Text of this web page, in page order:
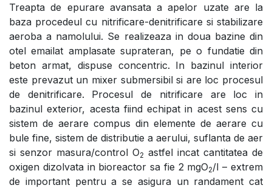
Treapta de epurare avansata a apelor uzate are la
baza procedeul cu nitrificare-denitrificare si stabilizare
aeroba a namolului. Se realizeaza in doua bazine din
otel emailat amplasate suprateran, pe o fundatie din
beton armat, dispuse concentric. In bazinul interior
este prevazut un mixer submersibil si are loc procesul
de denitrificare. Procesul de nitrificare are loc in
bazinul exterior, acesta fiind echipat in acest sens cu
sistem de aerare compus din elemente de aerare cu
bule fine, sistem de distributie a aerului, suflanta de aer
si senzor masura/control O2 astfel incat cantitatea de
oxigen dizolvata in bioreactor sa fie 2 mgO2/l – extrem
de important pentru a se asigura un randament cat